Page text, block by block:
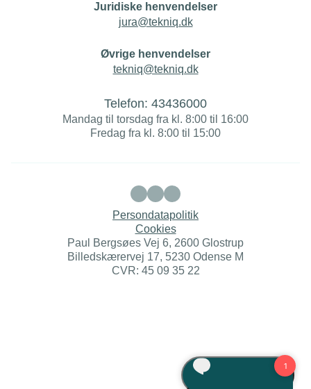
Juridiske henvendelser
jura@tekniq.dk
Øvrige henvendelser
tekniq@tekniq.dk
Telefon: 43436000
Mandag til torsdag fra kl. 8:00 til 16:00
Fredag fra kl. 8:00 til 15:00
Persondatapolitik
Cookies
Paul Bergsøes Vej 6, 2600 Glostrup
Billedskærervej 17, 5230 Odense M
CVR: 45 09 35 22